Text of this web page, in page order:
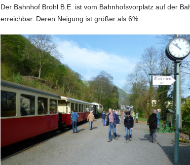
Der Bahnhof Brohl B.E. ist vom Bahnhofsvorplatz auf der
erreichbar. Deren Neigung ist größer als 6%.